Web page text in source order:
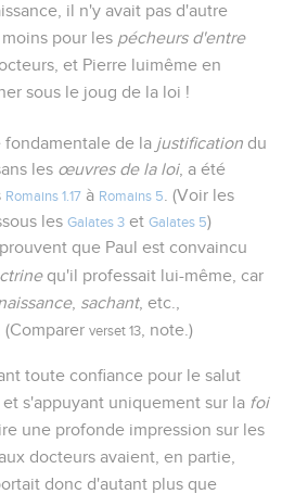
il n'y avait pas d'autre
pour les pécheurs d'entre
et Pierre luimême en
sous le joug de la loi !
fondamentale de la justification du
les œuvres de la loi, a été
Romains 1.17 à Romains 5
. (Voir les
les Galates 3 et Galates 5)
que Paul est convaincu
qu'il professait lui-même, car
, sachant, etc.,
verset 13 , note.)
toute confiance pour le salut
et s'appuyant uniquement sur la foi
une profonde impression sur les
docteurs avaient, en partie,
donc d'autant plus que